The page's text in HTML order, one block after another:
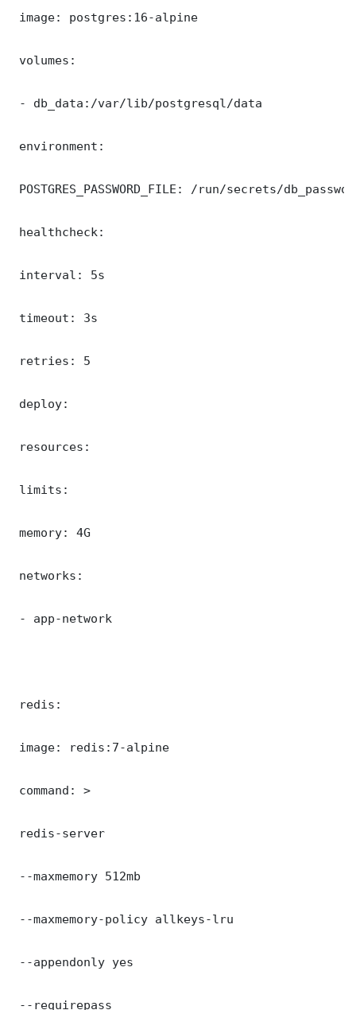
image: postgres:16-alpine
volumes:
- db_data:/var/lib/postgresql/data
environment:
POSTGRES_PASSWORD_FILE: /run/secrets/
healthcheck:
interval: 5s
timeout: 3s
retries: 5
deploy:
resources:
limits:
memory: 4G
networks:
- app-network
redis:
image: redis:7-alpine
command: >
redis-server
--maxmemory 512mb
--maxmemory-policy allkeys-lru
--appendonly yes
--requirepass